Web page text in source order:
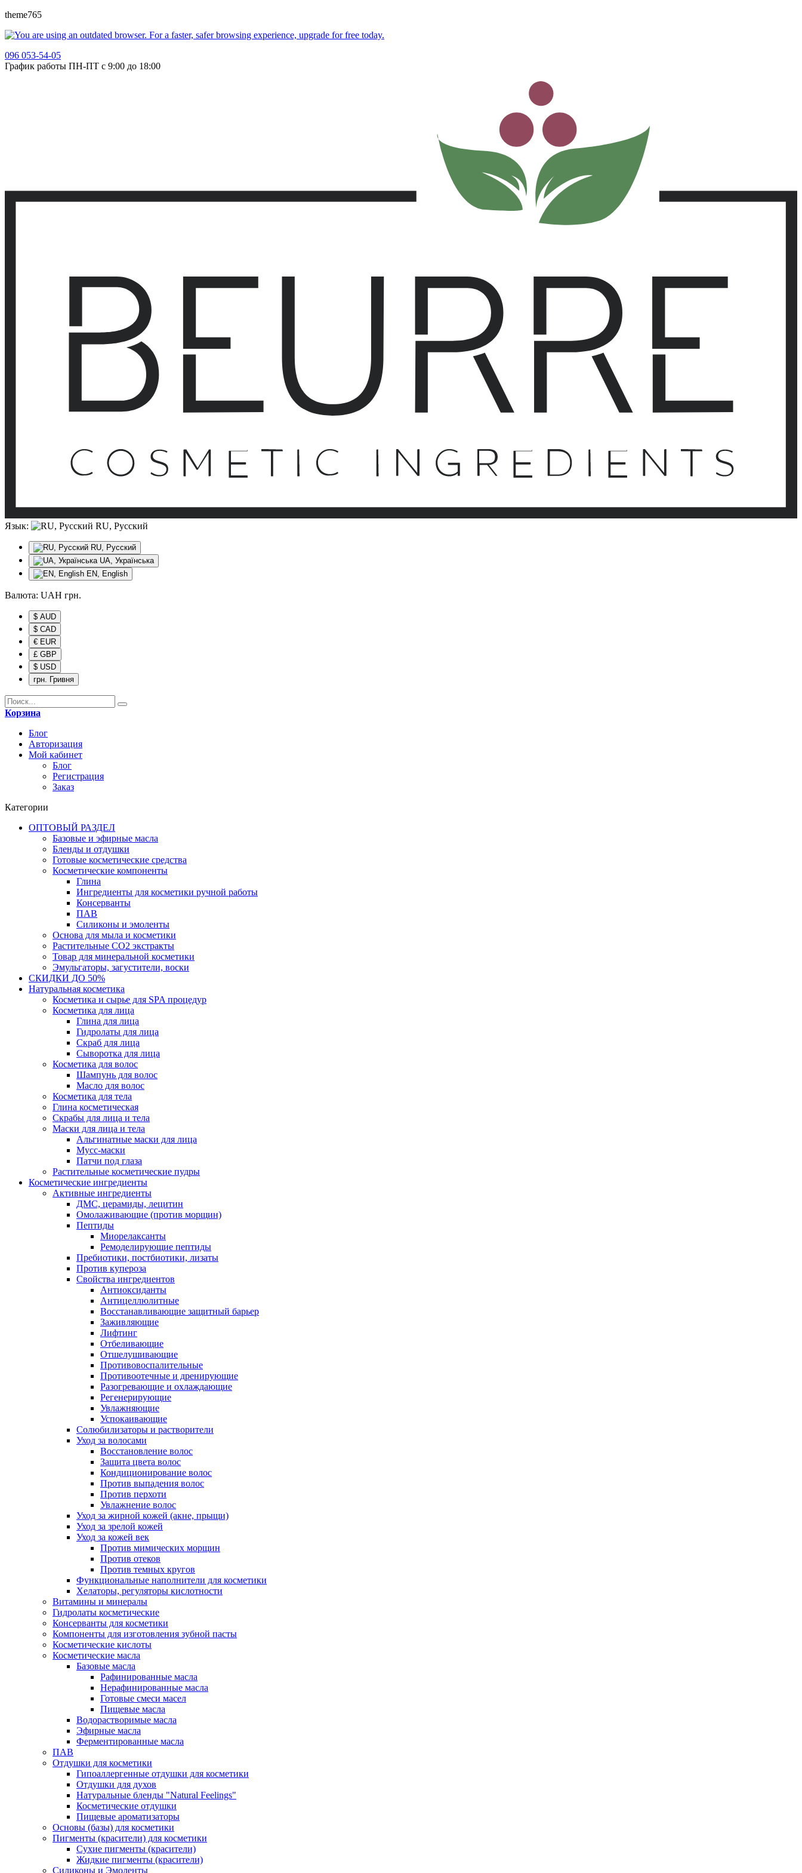
theme765
096 053-54-05
График работы ПН-ПТ с 9:00 до 18:00
Язык: RU, Русский
RU, Русский
UA, Українська
EN, English
Валюта: UAH грн.
$ AUD
$ CAD
€ EUR
£ GBP
$ USD
грн. Гривня
Корзина
Блог
Авторизация
Мой кабинет
Блог
Регистрация
Заказ
Категории
ОПТОВЫЙ РАЗДЕЛ
Базовые и эфирные масла
Бленды и отдушки
Готовые косметические средства
Косметические компоненты
Глина
Ингредиенты для косметики ручной работы
Консерванты
ПАВ
Силиконы и эмоленты
Основа для мыла и косметики
Растительные СО2 экстракты
Товар для минеральной косметики
Эмульгаторы, загустители, воски
СКИДКИ ДО 50%
Натуральная косметика
Косметика и сырье для SPA процедур
Косметика для лица
Глина для лица
Гидролаты для лица
Скраб для лица
Сыворотка для лица
Косметика для волос
Шампунь для волос
Масло для волос
Косметика для тела
Глина косметическая
Скрабы для лица и тела
Маски для лица и тела
Альгинатные маски для лица
Мусс-маски
Патчи под глаза
Растительные косметические пудры
Косметические ингредиенты
Активные ингредиенты
ДМС, церамиды, лецитин
Омолаживающие (против морщин)
Пептиды
Миорелаксанты
Ремоделирующие пептиды
Пребиотики, постбиотики, лизаты
Против купероза
Свойства ингредиентов
Антиоксиданты
Антицеллюлитные
Восстанавливающие защитный барьер
Заживляющие
Лифтинг
Отбеливающие
Отшелушивающие
Противовоспалительные
Противоотечные и дренирующие
Разогревающие и охлаждающие
Регенерирующие
Увлажняющие
Успокаивающие
Солюбилизаторы и растворители
Уход за волосами
Восстановление волос
Защита цвета волос
Кондиционирование волос
Против выпадения волос
Против перхоти
Увлажнение волос
Уход за жирной кожей (акне, прыщи)
Уход за зрелой кожей
Уход за кожей век
Против мимических морщин
Против отеков
Против темных кругов
Функциональные наполнители для косметики
Хелаторы, регуляторы кислотности
Витамины и минералы
Гидролаты косметические
Консерванты для косметики
Компоненты для изготовления зубной пасты
Косметические кислоты
Косметические масла
Базовые масла
Рафинированные масла
Нерафинированные масла
Готовые смеси масел
Пищевые масла
Водорастворимые масла
Эфирные масла
Ферментированные масла
ПАВ
Отдушки для косметики
Гипоаллергенные отдушки для косметики
Отдушки для духов
Натуральные бленды "Natural Feelings"
Косметические отдушки
Пищевые ароматизаторы
Основы (базы) для косметики
Пигменты (красители) для косметики
Сухие пигменты (красители)
Жидкие пигменты (красители)
Силиконы и Эмоленты